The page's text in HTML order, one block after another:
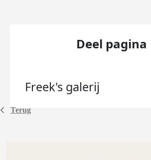
Terug
Deel pagina
Freek's galerij